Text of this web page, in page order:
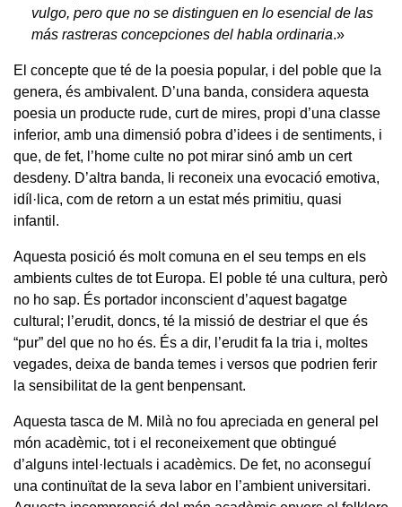
vulgo, pero que no se distinguen en lo esencial de las
más rastreras concepciones del habla ordinaria.»
El concepte que té de la poesia popular, i del poble que la
genera, és ambivalent. D’una banda, considera aquesta
poesia un producte rude, curt de mires, propi d’una classe
inferior, amb una dimensió pobra d’idees i de sentiments, i
que, de fet, l’home culte no pot mirar sinó amb un cert
desdeny. D’altra banda, li reconeix una evocació emotiva,
idíl·lica, com de retorn a un estat més primitiu, quasi
infantil.
Aquesta posició és molt comuna en el seu temps en els
ambients cultes de tot Europa. El poble té una cultura, però
no ho sap. És portador inconscient d’aquest bagatge
cultural; l’erudit, doncs, té la missió de destriar el que és
“pur” del que no ho és. És a dir, l’erudit fa la tria i, moltes
vegades, deixa de banda temes i versos que podrien ferir
la sensibilitat de la gent benpensant.
Aquesta tasca de M. Milà no fou apreciada en general pel
món acadèmic, tot i el reconeixement que obtingué
d’alguns intel·lectuals i acadèmics. De fet, no aconseguí
una continuïtat de la seva labor en l’ambient universitari.